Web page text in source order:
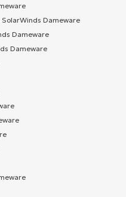
Dameware
Dameware
Dameware